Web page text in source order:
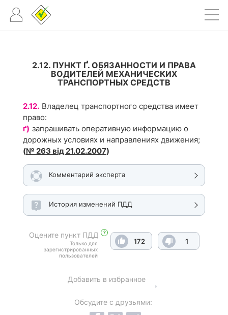
2.12. ПУНКТ Ґ. ОБЯЗАННОСТИ И ПРАВА
ВОДИТЕЛЕЙ МЕХАНИЧЕСКИХ
ТРАНСПОРТНЫХ СРЕДСТВ
2.12. Владелец транспортного средства имеет
право:
ґ) запрашивать оперативную информацию о
дорожных условиях и направлениях движения;
(№ 263 від 21.02.2007)
Комментарий эксперта
История изменений ПДД
Оцените пункт ПДД ?
Только для
зарегистрированных
пользователей
172 1
Добавить в избранное
Обсудите с друзьями: